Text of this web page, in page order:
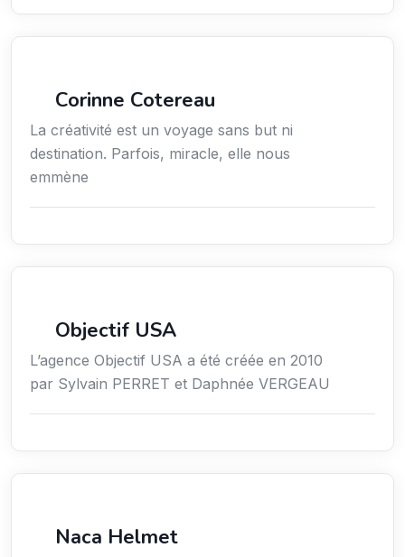
Corinne Cotereau
La créativité est un voyage sans but ni
destination. Parfois, miracle, elle nous
emmène
Objectif USA
L’agence Objectif USA a été créée en 2010
par Sylvain PERRET et Daphnée VERGEAU
Naca Helmet